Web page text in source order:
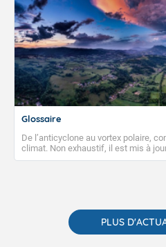
Glossaire
De l’anticyclone au vortex polaire,
climat. Non exhaustif, il est mis à
publications. Vous y trouverez
PLUS